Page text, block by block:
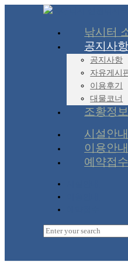
낚시터
공지사항
공지사항
자유게시
이용후기
대물코너
조황정보
시설안내
이용안내
예약접수